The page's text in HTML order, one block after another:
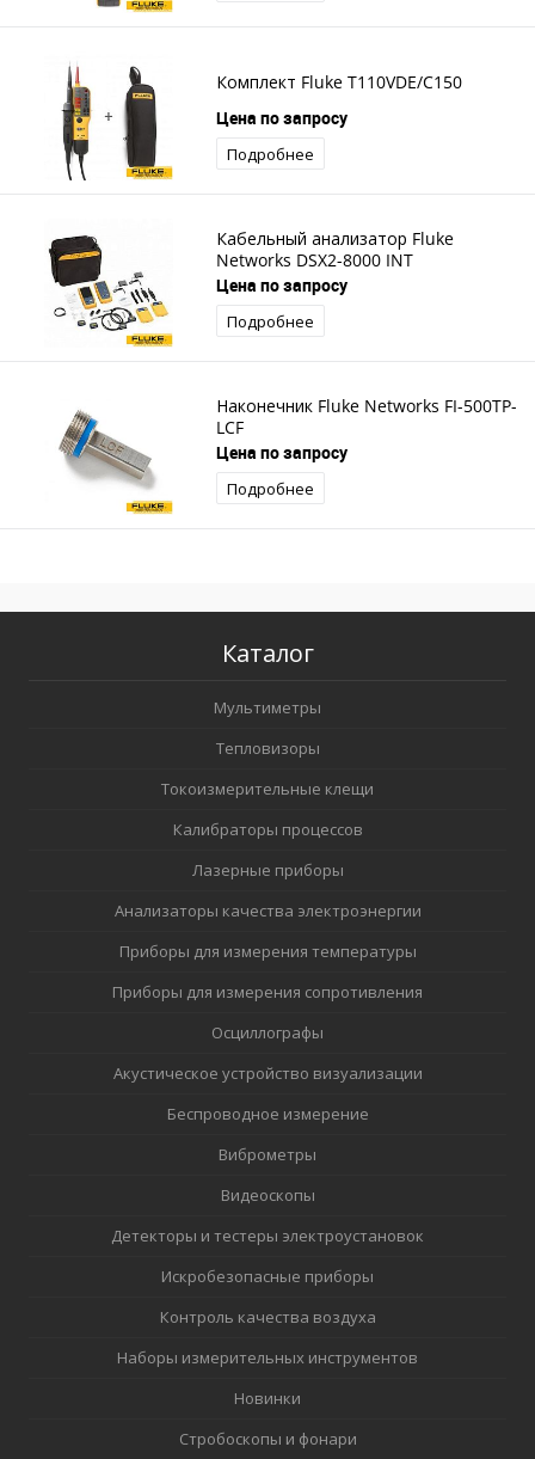
Комплект Fluke T110VDE/C150
Цена по запросу
Подробнее
Кабельный анализатор Fluke
Networks DSX2-8000 INT
Цена по запросу
Подробнее
Наконечник Fluke Networks FI-500TP-
LCF
Цена по запросу
Подробнее
Каталог
Мультиметры
Тепловизоры
Токоизмерительные клещи
Калибраторы процессов
Лазерные приборы
Анализаторы качества электроэнергии
Приборы для измерения температуры
Приборы для измерения сопротивления
Осциллографы
Акустическое устройство визуализации
Беспроводное измерение
Виброметры
Видеоскопы
Детекторы и тестеры электроустановок
Искробезопасные приборы
Контроль качества воздуха
Наборы измерительных инструментов
Новинки
Стробоскопы и фонари